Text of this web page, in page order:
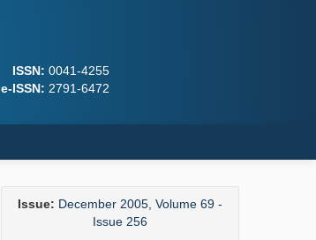
ISSN: 0041-4255
e-ISSN: 2791-6472
Issue: December 2005, Volume 69 -
Issue 256